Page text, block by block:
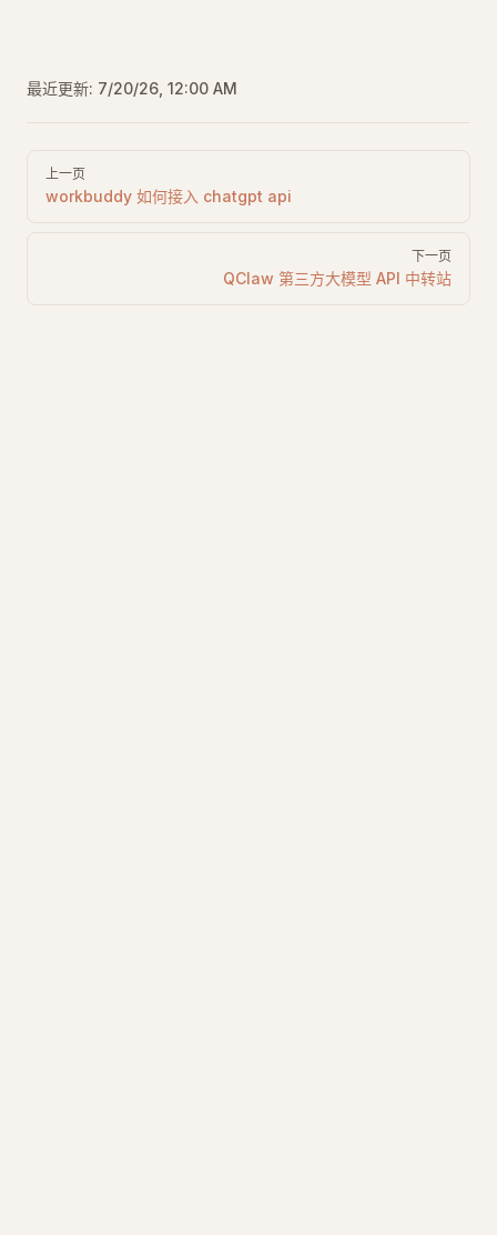
最近更新: 7/20/26, 12:00 AM
Pager
上一页
workbuddy 如何接入 chatgpt api
下一页
QClaw 第三方大模型 API 中转站